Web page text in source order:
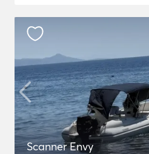
Scanner Envy